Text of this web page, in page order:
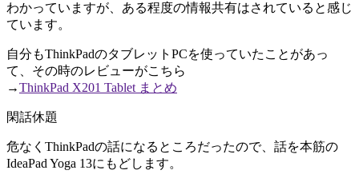
わかっていますが、ある程度の情報共有はされていると感じ
ています。
自分もThinkPadのタブレットPCを使っていたことがあっ
て、その時のレビューがこちら
→ThinkPad X201 Tablet まとめ
閑話休題
危なくThinkPadの話になるところだったので、話を本筋の
IdeaPad Yoga 13にもどします。